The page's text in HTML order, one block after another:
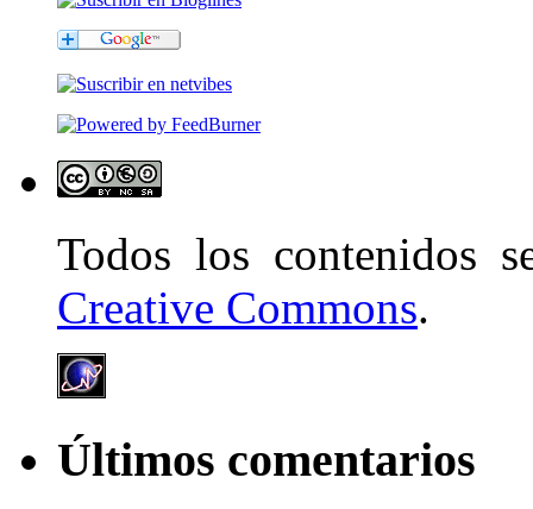
Todos los contenidos
Creative Commons.
Últimos comentarios